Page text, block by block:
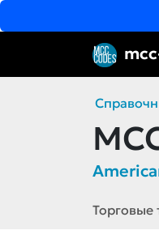
Торговые